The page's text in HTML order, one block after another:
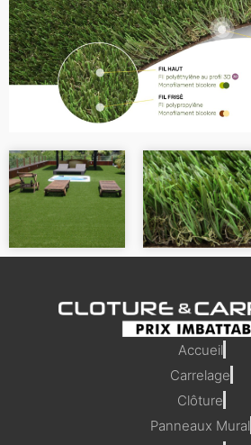
Accueil
Carrelage
Clôture
Panneaux Mural